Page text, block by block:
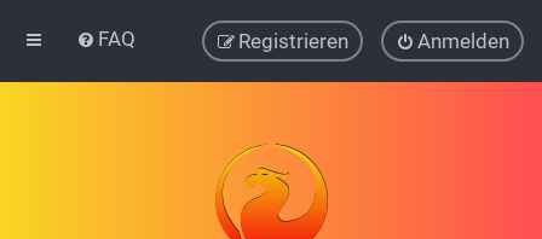
FAQ Anmelden
Registrieren